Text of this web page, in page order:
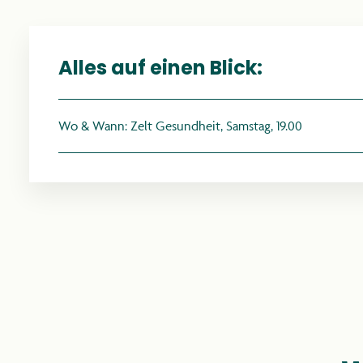
Alles auf einen Blick:
Wo & Wann: Zelt Gesundheit, Samstag, 19.00